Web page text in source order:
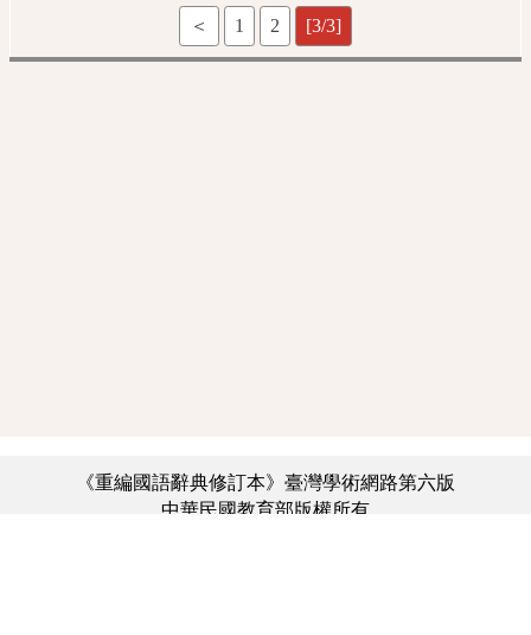
＜ 1 2 [3/3]
《重編國語辭典修訂本》臺灣學術網路第六版
中華民國教育部版權所有